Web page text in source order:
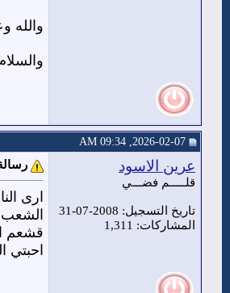
والله
عرين الاسود
قلـــــم فضـــي
تاريخ التسجيل: 2008-07-31
المشاركات: 1,311
ارى
الشعب
قشعم
احبتي